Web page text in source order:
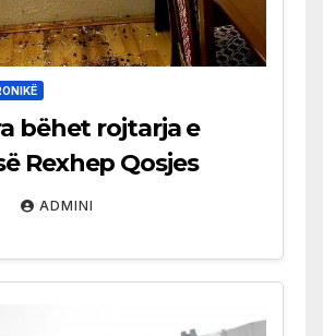
bëhet rojtarja e
Rexhep Qosjes
ADMINI